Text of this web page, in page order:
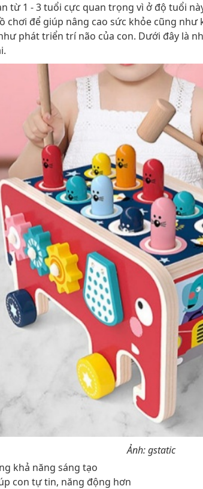
từ 1 - 3 tuổi cực quan trọng vì ở độ tuổi
chơi để giúp nâng cao sức khỏe cũng như
phát triển trí não của con. Dưới đây là
Ảnh: gstatic
khả năng sáng tạo
con tự tin, năng động hơn